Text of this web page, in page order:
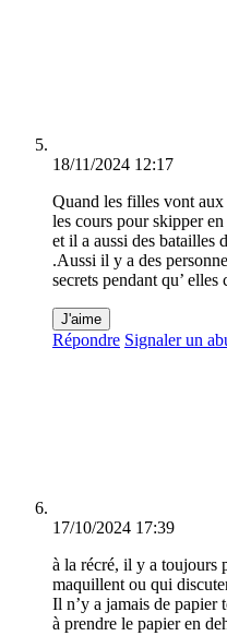
18/11/2024 12:17
Quand les filles vont aux
les cours pour skipper
et il a aussi des batailles
.Aussi il y a des
secrets pendant qu’
J'aime
Répondre Signaler un
17/10/2024 17:39
à la récré, il y a toujours
maquillent ou qui
Il n’y a jamais de papier
à prendre le papier en